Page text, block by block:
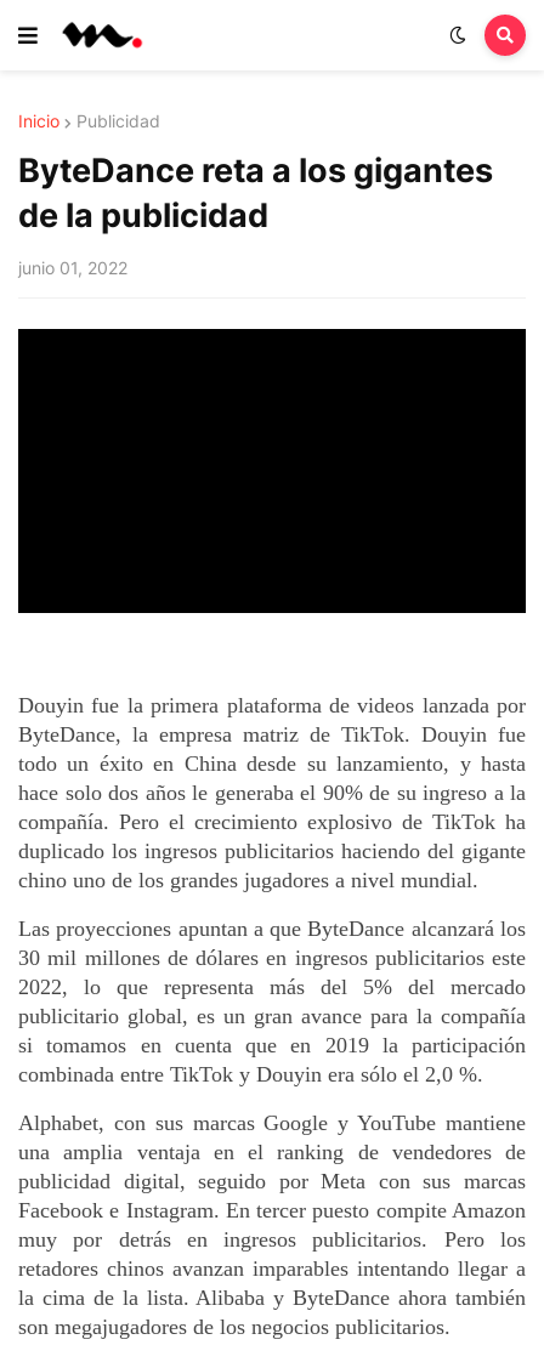
Inicio Publicidad
ByteDance reta a los gigantes
de la publicidad
junio 01, 2022
Douyin fue la primera plataforma de videos lanzada por
ByteDance, la empresa matriz de TikTok. Douyin fue
todo un éxito en China desde su lanzamiento, y hasta
hace solo dos años le generaba el 90% de su ingreso a la
compañía. Pero el crecimiento explosivo de TikTok ha
duplicado los ingresos publicitarios haciendo del gigante
chino uno de los grandes jugadores a nivel mundial.
Las proyecciones apuntan a que ByteDance alcanzará los
30 mil millones de dólares en ingresos publicitarios este
2022, lo que representa más del 5% del mercado
publicitario global, es un gran avance para la compañía
si tomamos en cuenta que en 2019 la participación
combinada entre TikTok y Douyin era sólo el 2,0 %.
Alphabet, con sus marcas Google y YouTube mantiene
una amplia ventaja en el ranking de vendedores de
publicidad digital, seguido por Meta con sus marcas
Facebook e Instagram. En tercer puesto compite Amazon
muy por detrás en ingresos publicitarios. Pero los
retadores chinos avanzan imparables intentando llegar a
la cima de la lista. Alibaba y ByteDance ahora también
son megajugadores de los negocios publicitarios.